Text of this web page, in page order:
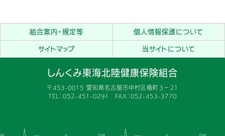
組合案内・規定等 個人情報保護について
サイトマップ 当サイトについて
しんくみ東海北陸健康保険組合
〒453-0015 愛知県名古屋市中村区椿町３−２１
TEL：052-451-0291 FAX：052-453-3770